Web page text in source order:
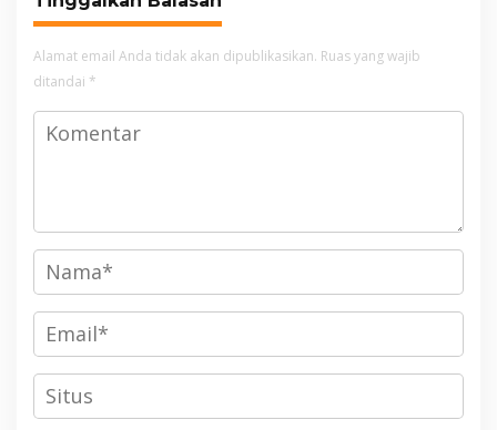
Alamat email Anda tidak akan dipublikasikan. Ruas yang wajib
ditandai *